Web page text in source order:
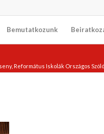
Bemutatkozunk
Református Iskolák Országos